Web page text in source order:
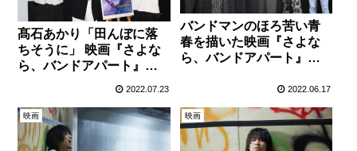
髙石あかり「田んぼに落
ちそうに」 映画『さよな
ら、バンドアパート』舞
2022.07.23
バンドマンのほろ苦い青
春を描いた映画『さよな
ら、バンドアパート』先
きち、森田望智らが登壇
2022.06.17
映画 映画